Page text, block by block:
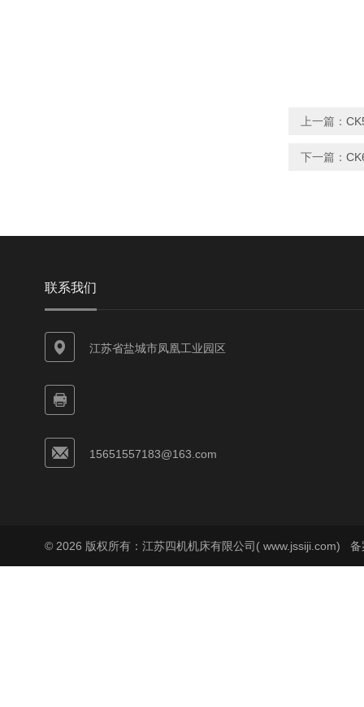
上一篇：
下一篇：
联系我们
江苏省盐城市凤凰工业园区
15651557183@163.com
© 2026 版权所有：江苏四机机床有限公司( www.jssiji.com) 备